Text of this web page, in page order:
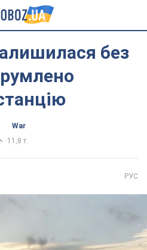
без
War
11,8 т.
РУС